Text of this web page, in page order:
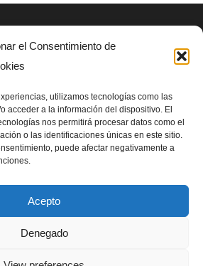
el Consentimiento de
utilizamos tecnologías como las
acceder a la información del dispositivo. El
nos permitirá procesar datos como el
o las identificaciones únicas en este sitio.
puede afectar negativamente a
Acepto
Denegado